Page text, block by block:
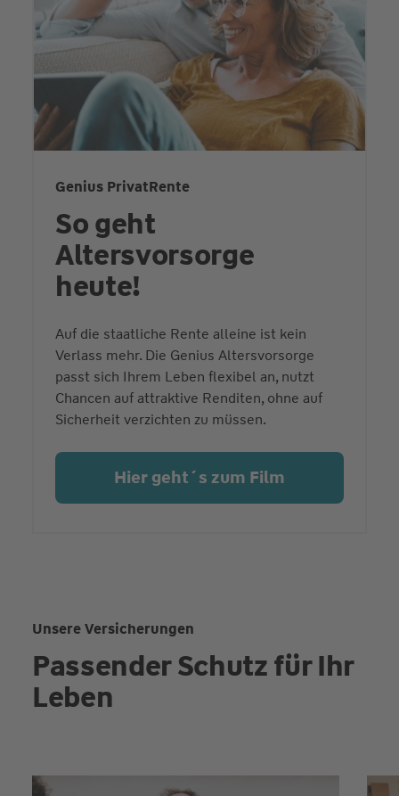
Genius PrivatRente
So geht
Altersvorsorge
heute!
Auf die staatliche Rente alleine ist kein
Verlass mehr. Die Genius Altersvorsorge
passt sich Ihrem Leben flexibel an, nutzt
Chancen auf attraktive Renditen, ohne auf
Sicherheit verzichten zu müssen.
Hier geht´s zum Film
Unsere Versicherungen
Passender Schutz für Ihr
Leben